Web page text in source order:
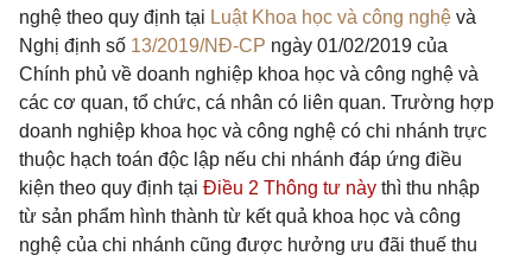
nghệ theo quy định tại Luật Khoa học và công nghệ và
Nghị định số 13/2019/NĐ-CP ngày 01/02/2019 của
Chính phủ về doanh nghiệp khoa học và công nghệ và
các cơ quan, tổ chức, cá nhân có liên quan. Trường hợp
doanh nghiệp khoa học và công nghệ có chi nhánh trực
thuộc hạch toán độc lập nếu chi nhánh đáp ứng điều
kiện theo quy định tại Điều 2 Thông tư này thì thu nhập
từ sản phẩm hình thành từ kết quả khoa học và công
nghệ của chi nhánh cũng được hưởng ưu đãi thuế thu